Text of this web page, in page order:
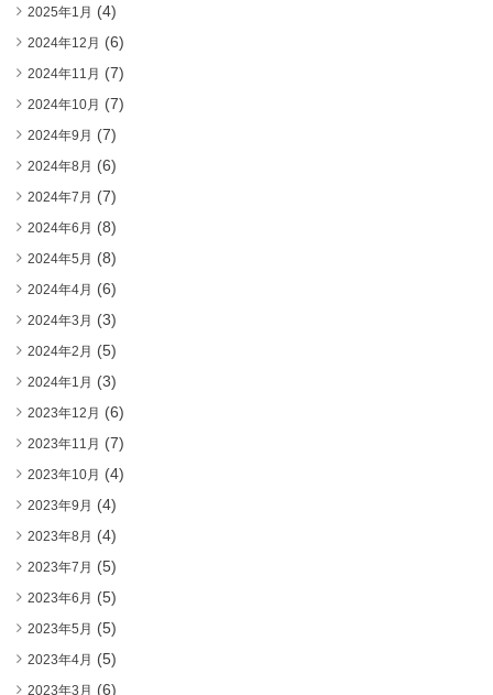
2025年1月 (4)
2024年12月 (6)
2024年11月 (7)
2024年10月 (7)
2024年9月 (7)
2024年8月 (6)
2024年7月 (7)
2024年6月 (8)
2024年5月 (8)
2024年4月 (6)
2024年3月 (3)
2024年2月 (5)
2024年1月 (3)
2023年12月 (6)
2023年11月 (7)
2023年10月 (4)
2023年9月 (4)
2023年8月 (4)
2023年7月 (5)
2023年6月 (5)
2023年5月 (5)
2023年4月 (5)
2023年3月 (6)